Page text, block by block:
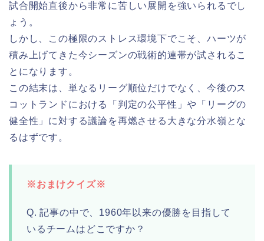
試合開始直後から非常に苦しい展開を強いられるでし
ょう。
しかし、この極限のストレス環境下でこそ、ハーツが
積み上げてきた今シーズンの戦術的連帯が試されるこ
とになります。
この結末は、単なるリーグ順位だけでなく、今後のス
コットランドにおける「判定の公平性」や「リーグの
健全性」に対する議論を再燃させる大きな分水嶺とな
るはずです。
※おまけクイズ※
Q. 記事の中で、1960年以来の優勝を目指して
いるチームはどこですか？